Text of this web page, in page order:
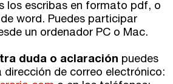
los escribas en formato pdf, o
word. Puedes participar
un ordenador PC o Mac.
duda o aclaración puedes
dirección de correo electrónico: